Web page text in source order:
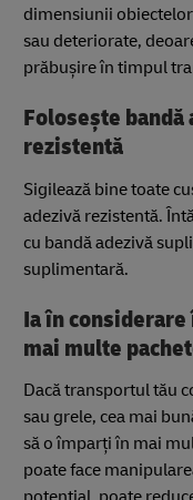
dimensiunii
sau deteriorate,
prăbușire în timpul
Folosește bandă
rezistentă
Sigilează bine toate
adezivă rezistentă.
cu bandă adezivă
suplimentară.
Ia în
mai multe
Dacă transportul tău
sau grele, cea mai
să o împarți în mai
poate face